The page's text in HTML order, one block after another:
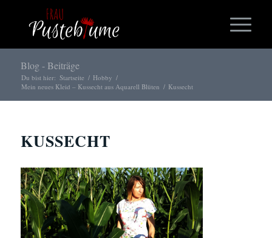
Blog - Beiträge
Du bist hier: Startseite / Hobby /
Mein neues Kleid – Kussecht aus Aquarell Blüten / Kussecht
KUSSECHT